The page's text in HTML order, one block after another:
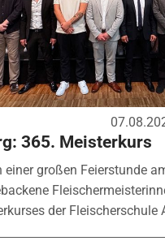
365. Meisterkurs
einer großen Feierstunde
der Fleischerschule